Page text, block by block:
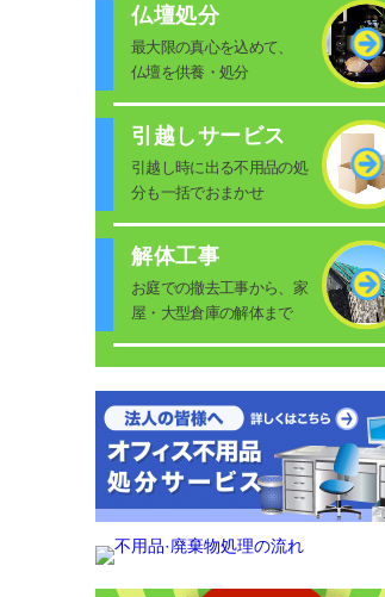
仏壇処分
最大限の真心を込めて、
仏壇を供養・処分
引越しサービス
引越し時に出る不用品の処
分も一括でおまかせ
解体工事
お庭での撤去工事から、家
屋・大型倉庫の解体まで